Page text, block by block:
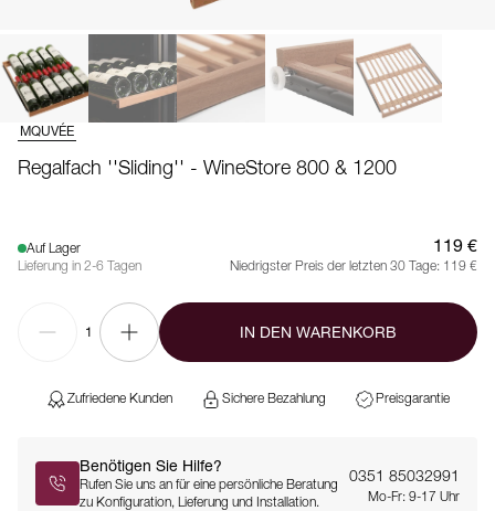
MQUVÉE
Regalfach ''Sliding'' - WineStore 800 & 1200
Auf Lager
Lieferung in 2-6 Tagen
119 €
Niedrigster Preis der letzten 30 Tage: 119 €
1 IN DEN WARENKORB
Zufriedene Kunden Sichere Bezahlung Preisgarantie
Benötigen Sie Hilfe?
Rufen Sie uns an für eine persönliche Beratung
zu Konfiguration, Lieferung und Installation.
0351 85032991
Mo-Fr: 9-17 Uhr